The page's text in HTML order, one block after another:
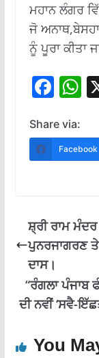
ਮਹਾਨ ਲੰਗਰ
ਜੋ
ਨੂੰ ਪੂਰਾ ਕੀਤਾ
F
e
b
k
s
p
Share via:
Facebook
ਸ਼੍ਰੀ ਰਾਮ
ਪੁਨਰਜਾਗਰਣ
ਦਾਸ।
“ਰੰਗਲਾ ਪੰਜਾਬ
ਦੀ ਨਵੀਂ ‘ਸਵੈ-
You